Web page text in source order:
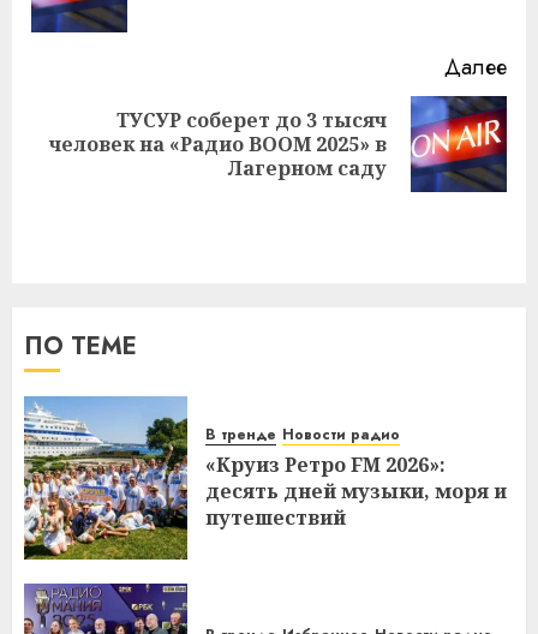
Далее
Следующая
ТУСУР соберет до 3 тысяч
человек на «Радио ВООМ 2025» в
Лагерном саду
ПО ТЕМЕ
В тренде Новости радио
«Круиз Ретро FM 2026»:
десять дней музыки, моря и
путешествий